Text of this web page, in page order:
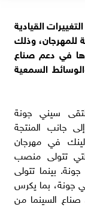
القيادية
للمهرجان، وذلك
في دعم صناع
السمعية
سيني جونة
جانب المنتجة
لينك في مهرجان
تتولى منصب
بينما تتولى
جونة، بما يكرس
السينما من